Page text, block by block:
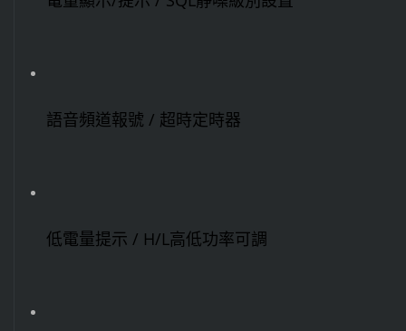
語音頻道報號 / 超時定時器
低電量提示 / H/L高低功率可調